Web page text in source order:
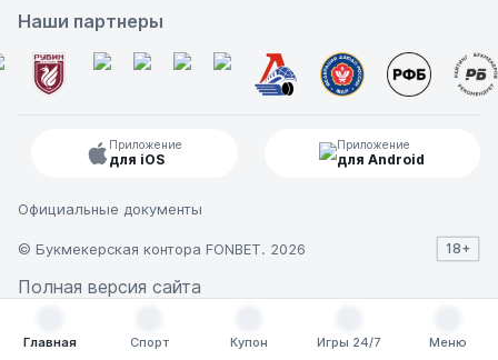
Наши партнеры
Приложение
для iOS
Приложение
для Android
Официальные документы
© Букмекерская контора FONBET. 2026 18+
Полная версия сайта
Главная
Спорт
Купон
Игры 24/7
Меню